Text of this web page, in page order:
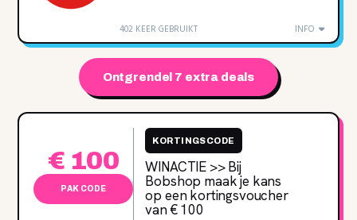
402 KEER GEBRUIKT INFO
Ontgrendel 7 extra deals
€ 100
PAK CODE
KORTINGSCODE
WINACTIE >> Bij
Bobshop maak je kans
op een kortingsvoucher
van € 100